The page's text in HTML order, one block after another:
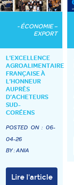
- ÉCONOMIE –
EXPORT
L’EXCELLENCE
AGROALIMENTAIRE
FRANÇAISE À
L’HONNEUR
AUPRÈS
D’ACHETEURS
SUD-
CORÉENS
POSTED ON : 06-
04-26
BY : ANIA
Lire l'article